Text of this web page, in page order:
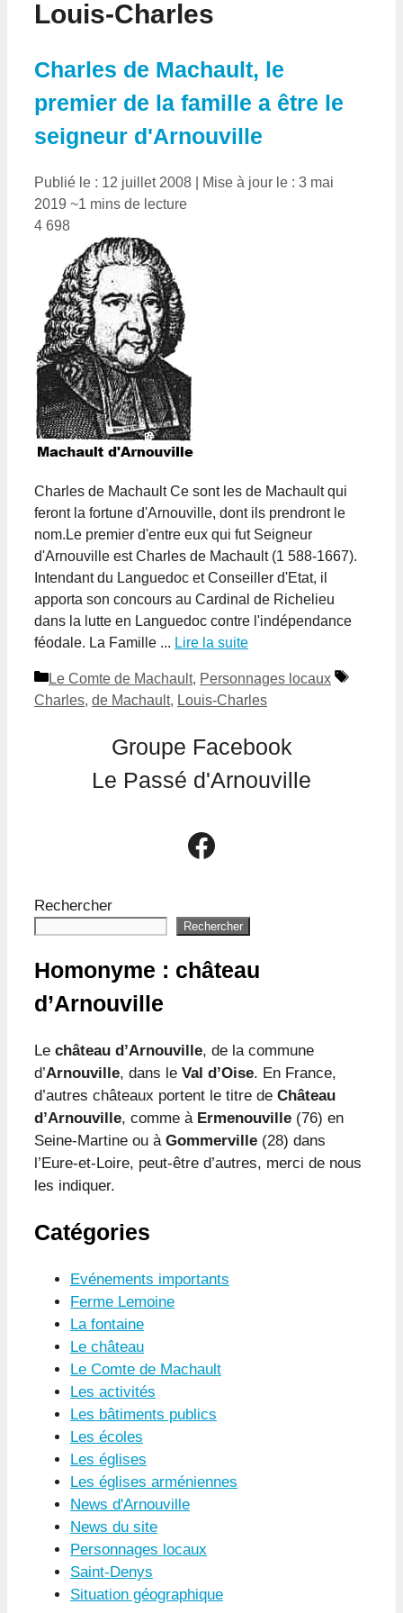
Louis-Charles
Charles de Machault, le
premier de la famille a être le
seigneur d'Arnouville
Publié le : 12 juillet 2008
Mise à jour le : 3 mai
2019 ~1 mins de lecture
4 698
Charles de Machault Ce sont les de Machault qui
feront la fortune d'Arnouville, dont ils prendront le
nom.Le premier d'entre eux qui fut Seigneur
d'Arnouville est Charles de Machault (1 588-1667).
Intendant du Languedoc et Conseiller d'Etat, il
apporta son concours au Cardinal de Richelieu
dans la lutte en Languedoc contre l'indépendance
féodale. La Famille ... Lire la suite
Catégories
Le Comte de Machault, Personnages locaux
Charles, de Machault, Louis-Charles
Groupe Facebook
Le Passé d'Arnouville
Le groupe Facebook Le Passé d'Arnouville
Rechercher
Rechercher
Homonyme : château
d’Arnouville
Le château d’Arnouville, de la commune
d’Arnouville, dans le Val d’Oise. En France,
d’autres châteaux portent le titre de Château
d’Arnouville, comme à Ermenouville (76) en
Seine-Martine ou à Gommerville (28) dans
l’Eure-et-Loire, peut-être d’autres, merci de nous
les indiquer.
Catégories
Evénements importants
Ferme Lemoine
La fontaine
Le château
Le Comte de Machault
Les activités
Les bâtiments publics
Les écoles
Les églises
Les églises arméniennes
News d'Arnouville
News du site
Personnages locaux
Saint-Denys
Situation géographique